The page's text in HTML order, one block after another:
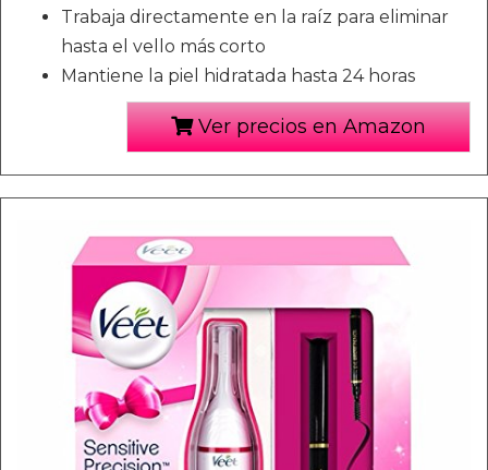
Trabaja directamente en la raíz para eliminar
hasta el vello más corto
Mantiene la piel hidratada hasta 24 horas
Ver precios en Amazon